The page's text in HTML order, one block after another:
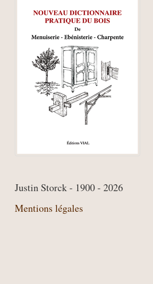
Justin Storck - 1900 - 2026
Mentions légales